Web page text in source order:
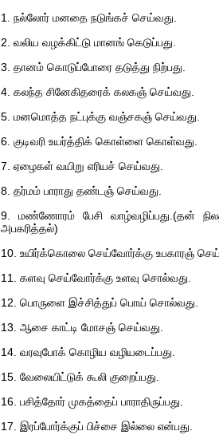
1. நல்லோர் மனதை நடுங்கச் செய்வது.
2. வலிய வழக்கிட்டு மானங் கெடுப்பது.
3. தானம் கொடுப்போரை தடுத்து நிற்பது.
4. கலந்த சினேகிதரைக் கலகஞ் செய்வது.
5. மனமொத்த நட்புக்கு வஞ்சகஞ் செய்வது.
6. குடிவரி உயர்த்திக் கொள்ளை கொள்வது.
7. ஏழைகள் வயிறு எரியச் செய்வது.
8. தர்மம் பாராது தண்டஞ் செய்வது.
9. மண்ணோரம் பேசி வாழ்வழிப்பது.(தன்
அபகரித்தல்)
10. உயிர்க்கொலை செய்வோர்க்கு உபகாரஞ்
11. களவு செய்வோர்க்கு உளவு சொல்வது.
12. பொருளை இச்சித்துப் பொய் சொல்வது.
13. ஆசை காட்டி மோசஞ் செய்வது.
14. வரவுபோக் கொழிய வழியடைப்பது.
15. வேலையிட்டுக் கூலி குறைப்பது.
16. பசித்தோர் முகத்தைப் பாராதிருப்பது.
17. இரப்போர்க்குப் பிச்சை இல்லை என்பது.